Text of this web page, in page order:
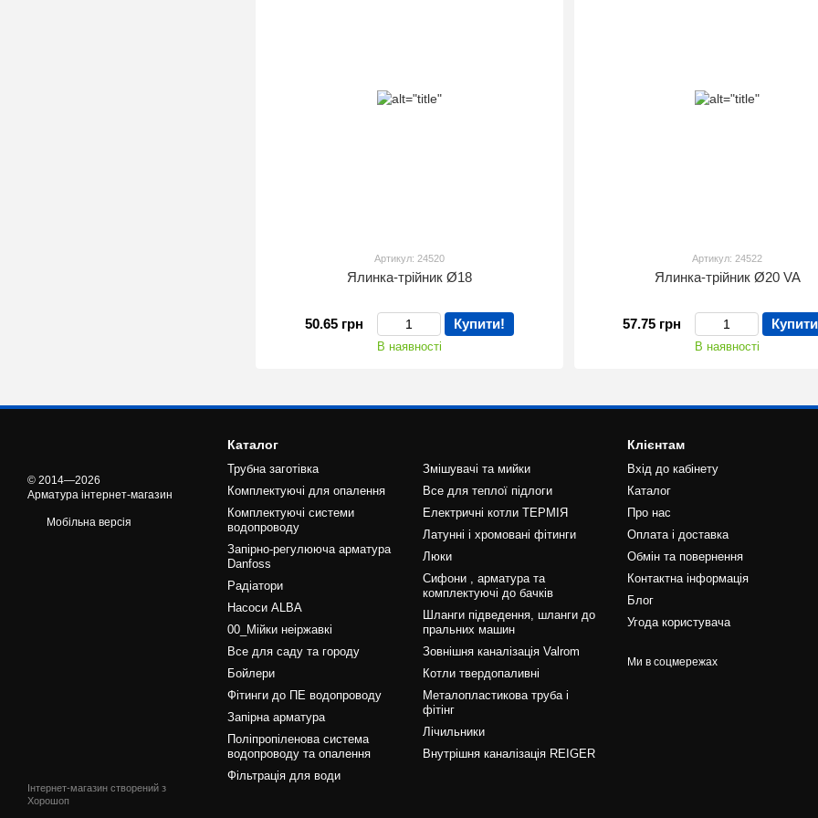
Артикул: 24520
Ялинка-трійник Ø18
50.65 грн Купити!
В наявності
Артикул: 24522
Ялинка-трійник Ø20 VA
57.75 грн
В наявності
© 2014—2026
Арматура інтернет-магазин
Мобільна версія
Інтернет-магазин створений з
Хорошоп
Каталог
Трубна заготівка
Комплектуючі для опалення
Комплектуючі системи
водопроводу
Запірно-регулююча арматура
Danfoss
Радіатори
Насоси ALBA
00_Мійки неіржавкі
Все для саду та городу
Бойлери
Фітинги до ПЕ водопроводу
Запірна арматура
Поліпропіленова система
водопроводу та опалення
Фільтрація для води
Змішувачі та мийки
Все для теплої підлоги
Електричні котли ТЕРМІЯ
Латунні і хромовані фітинги
Люки
Сифони , арматура та
комплектуючі до бачків
Шланги підведення, шланги до
пральних машин
Зовнішня каналізація Valrom
Котли твердопаливні
Металопластикова труба і
фітінг
Лічильники
Внутрішня каналізація REIGER
Клієнтам
Вхід до кабінету
Каталог
Про нас
Оплата і доставка
Обмін та повернення
Контактна інформація
Блог
Угода користувача
Ми в соцмережах